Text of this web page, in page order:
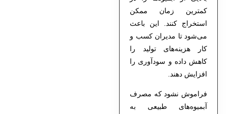
کمترین زمان ممکن
استخراج کنند. این باعث
می‌شود تا مدیران کسب و
کار هزینه‌های تولید را
کاهش داده و سودآوری را
افزایش دهند.
فراموش نشود که مصرف
آبمیوه‌های طبیعی به